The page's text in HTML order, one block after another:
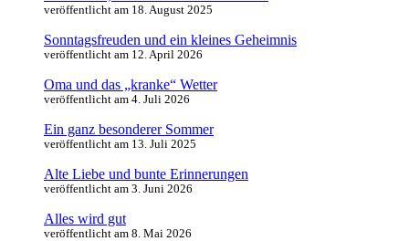
veröffentlicht am 18. August 2025
Sonntagsfreuden und ein kleines Geheimnis
veröffentlicht am 12. April 2026
Oma und das „kranke“ Wetter
veröffentlicht am 4. Juli 2026
Ein ganz besonderer Sommer
veröffentlicht am 13. Juli 2025
Alte Liebe und bunte Erinnerungen
veröffentlicht am 3. Juni 2026
Alles wird gut
veröffentlicht am 8. Mai 2026